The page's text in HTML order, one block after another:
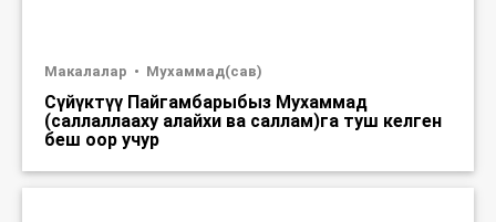
Макалалар Мухаммад(сав)
Сүйүктүү Пайгамбарыбыз Мухаммад
(саллаллааху алайхи ва саллам)га туш келген
беш оор учур